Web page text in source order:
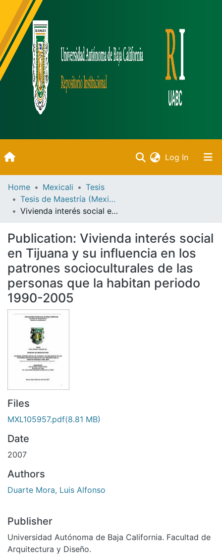
Log In(current)
Inicio
Communities & Collections
Statistics
Bibliotecas
Home Mexicali
Tesis
Tesis de Maestría (Mexicali)
Vivienda interés social en Tijuana y su influencia en los patrones socioculturales de las personas que la habitan periodo 1990-2005
Publication: Vivienda interés social
en Tijuana y su influencia en los
patrones socioculturales de las
personas que la habitan periodo
1990-2005
Files
MXL105957.pdf(8.81 MB)
Date
2007
Authors
Duarte Mora, Luis Alfonso
Publisher
Universidad Autónoma de Baja California. Facultad de
Arquitectura y Diseño.